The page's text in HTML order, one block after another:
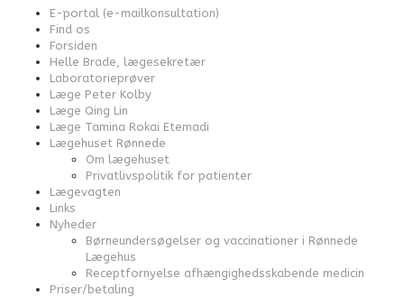
E-portal (e-mailkonsultation)
Find os
Forsiden
Helle Brade, lægesekretær
Laboratorieprøver
Læge Peter Kolby
Læge Qing Lin
Læge Tamina Rokai Etemadi
Lægehuset Rønnede
Om lægehuset
Privatlivspolitik for patienter
Lægevagten
Links
Nyheder
Børneundersøgelser og vaccinationer i Rønnede
Lægehus
Receptfornyelse afhængighedsskabende medicin
Priser/betaling